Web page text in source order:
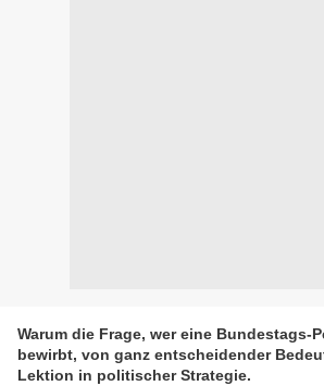
Warum die Frage, wer eine Bundestags-
bewirbt, von ganz entscheidender
Lektion in politischer Strategie.